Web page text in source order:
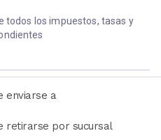
todos los impuestos, tasas y
enviarse a
números)
retirarse por sucursal